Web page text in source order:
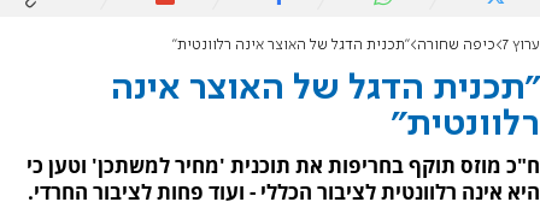
ערוץ 7 כיפה שחורה "תכנית הדגל של האוצר אינה רלוונטית"
"תכנית הדגל של האוצר אינה
רלוונטית"
ח"כ מוזס תוקף בחריפות את תוכנית 'מחיר למשתכן' וטען כי
היא אינה רלוונטית לציבור הכללי - ועוד פחות לציבור החרדי.